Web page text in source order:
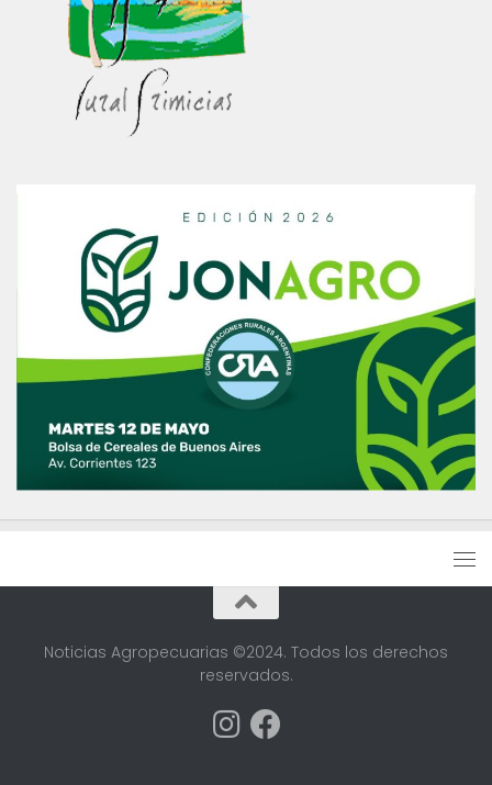
Noticias Agropecuarias ©2024. Todos los derechos
reservados.